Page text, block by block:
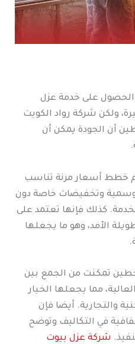
الحصول على خدمة عزل
ولكن شركة رواد الكويت
أن الجودة يمكن أن
خطط أسعار مرنة تناسب
وتخفيضات خاصة دون
كذلك فإنها تعتمد على
الأمد، وهو ما يجعلها
تمكنت من الجمع بين
مما يجعلها الخيار
والتجارية. أيضا فإن
في التكاليف وتوضح
شركة عزل بيوت